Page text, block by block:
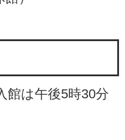
館は午後5時30分